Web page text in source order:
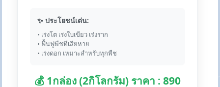
✨ ประโยชน์เด่น:
• เร่งโต เร่งใบเขียว เร่งราก
• ฟื้นฟูพืชที่เสียหาย
• เร่งดอก เหมาะสำหรับทุกพืช
💰 1กล่อง (2กิโลกรัม) ราคา : 890